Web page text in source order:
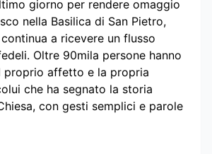
giorno per rendere omaggio
nella Basilica di San Pietro,
a ricevere un flusso
Oltre 90mila persone hanno
proprio affetto e la propria
che ha segnato la storia
con gesti semplici e parole